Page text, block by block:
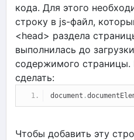
кода. Для этого
строку в js-файл,
<head> раздела
выполнилась до
содержимого страницы.
сделать:
document .
Чтобы добавить эту